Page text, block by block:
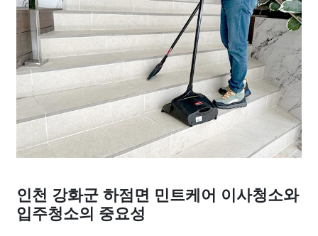
인천 강화군 하점면 민트케어 이사청소와
입주청소의 중요성